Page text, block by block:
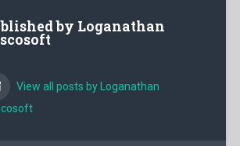
by Loganathan
View all posts by Loganathan